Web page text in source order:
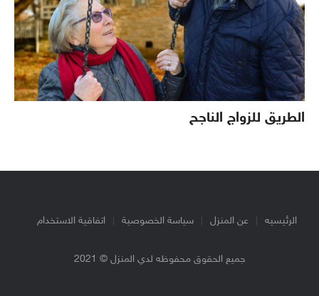
الطريق للزواج الناجح
الرئيسيه عن المنزل سياسة الخصوصية اتفاقية الاستخدام
جميع الحقوق محفوظه لدي المنزل © 2021